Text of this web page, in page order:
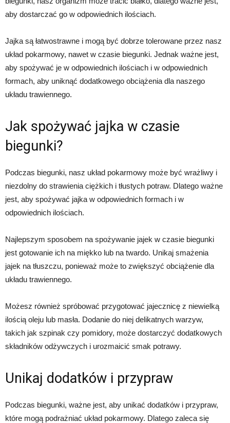
aby dostarczać go w odpowiednich ilościach.
Jajka są łatwostrawne i mogą być dobrze tolerowane przez nasz
układ pokarmowy, nawet w czasie biegunki. Jednak ważne jest,
aby spożywać je w odpowiednich ilościach i w odpowiednich
formach, aby uniknąć dodatkowego obciążenia dla naszego
układu trawiennego.
Jak spożywać jajka w czasie
biegunki?
Podczas biegunki, nasz układ pokarmowy może być wrażliwy i
niezdolny do strawienia ciężkich i tłustych potraw. Dlatego ważne
jest, aby spożywać jajka w odpowiednich formach i w
odpowiednich ilościach.
Najlepszym sposobem na spożywanie jajek w czasie biegunki
jest gotowanie ich na miękko lub na twardo. Unikaj smażenia
jajek na tłuszczu, ponieważ może to zwiększyć obciążenie dla
układu trawiennego.
Możesz również spróbować przygotować jajecznicę z niewielką
ilością oleju lub masła. Dodanie do niej delikatnych warzyw,
takich jak szpinak czy pomidory, może dostarczyć dodatkowych
składników odżywczych i urozmaicić smak potrawy.
Unikaj dodatków i przypraw
Podczas biegunki, ważne jest, aby unikać dodatków i przypraw,
które mogą podrażniać układ pokarmowy. Dlatego zaleca się